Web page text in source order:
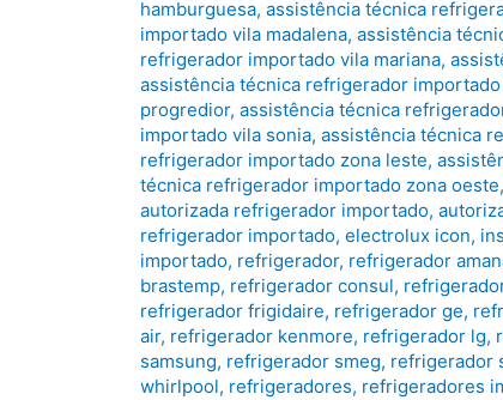
hamburguesa, assistência técnica
importado vila madalena, assistência
refrigerador importado vila mariana,
assistência técnica refrigerador
progredior, assistência técnica
importado vila sonia, assistência técnica
refrigerador importado zona leste,
técnica refrigerador importado zona oeste,
autorizada refrigerador importado,
refrigerador importado, electrolux icon,
importado, refrigerador, refrigerador
brastemp, refrigerador consul,
refrigerador frigidaire, refrigerador ge,
air, refrigerador kenmore, refrigerador lg,
samsung, refrigerador smeg, refrigerador
whirlpool, refrigeradores, refrigeradores